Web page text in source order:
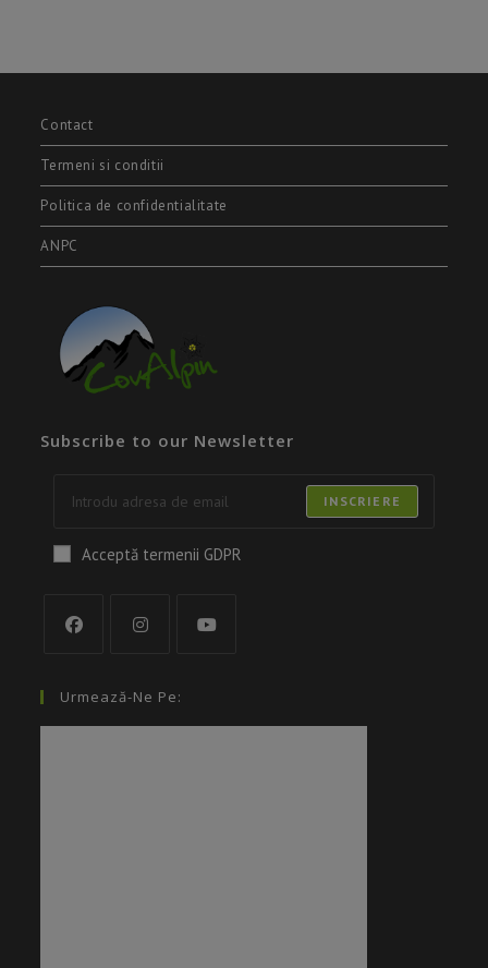
Contact
Termeni si conditii
Politica de confidentialitate
ANPC
Subscribe to our Newsletter
INSCRIERE
Acceptă termenii GDPR
Urmează-Ne Pe: